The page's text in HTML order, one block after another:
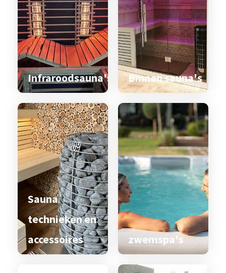
Infraroodsauna's Binnen sauna's
Sauna
technieken en
accessoires
zwemspa's